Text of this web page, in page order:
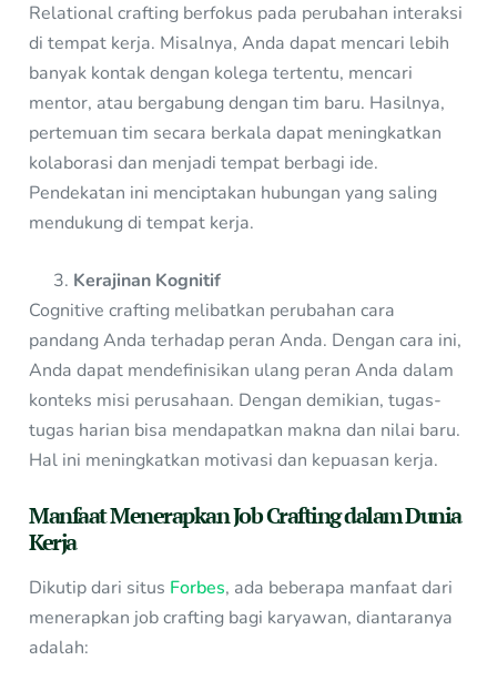
Relational crafting berfokus pada perubahan interaksi
di tempat kerja. Misalnya, Anda dapat mencari lebih
banyak kontak dengan kolega tertentu, mencari
mentor, atau bergabung dengan tim baru. Hasilnya,
pertemuan tim secara berkala dapat meningkatkan
kolaborasi dan menjadi tempat berbagi ide.
Pendekatan ini menciptakan hubungan yang saling
mendukung di tempat kerja.
Kerajinan Kognitif
Cognitive crafting melibatkan perubahan cara
pandang Anda terhadap peran Anda. Dengan cara ini,
Anda dapat mendefinisikan ulang peran Anda dalam
konteks misi perusahaan. Dengan demikian, tugas-
tugas harian bisa mendapatkan makna dan nilai baru.
Hal ini meningkatkan motivasi dan kepuasan kerja.
Manfaat Menerapkan Job Crafting dalam Dunia
Kerja
Dikutip dari situs Forbes, ada beberapa manfaat dari
menerapkan job crafting bagi karyawan, diantaranya
adalah: